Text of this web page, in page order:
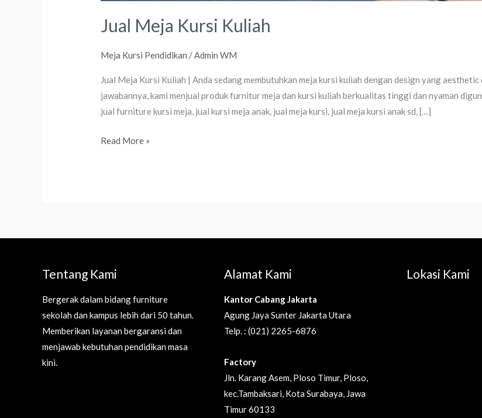
Jual Meja Kursi Kuliah
Meja Kursi Pendidikan /Admin WM
Jual Meja Kursi Kuliah | Anda sedang membutuhkan meja kursi kuliah dengan design yang
jawabannya, kami menjual produk furnitur meja dan kursi kuliah berkualitas tinggi dan nyaman
jual furniture kursi meja, jual kursi meja anak, jual meja kursi, jual meja kursi anak sd, […]
Read More »
Tentang Kami
Bergerak dalam bidang furniture
sekolah dan kampus lebih dari 50 tahun.
Memberikan layanan bergaransi dan
menjawab kebutuhan pendidikan masa
kini.
Alamat Kami
Kantor Cabang Jakarta
Agung Jaya Sunter Jakarta Utara
Telp. : (021) 2265-6876
Factory
Jln. Karang Asem, Ploso Timur, Ploso,
kec.Tambaksari, Kota Surabaya, Jawa
Timur 60133
Lokasi Kami